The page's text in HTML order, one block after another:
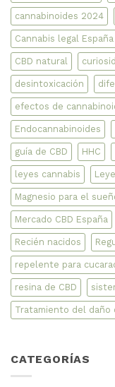
cannabinoides 2024
Cannabis legal España
CBD natural
desintoxicación
efectos de
Endocannabinoides
guía de CBD HHC
leyes cannabis
Magnesio para el
Mercado CBD España
Recién nacidos
repelente para
resina de CBD
Tratamiento del daño
CATEGORÍAS